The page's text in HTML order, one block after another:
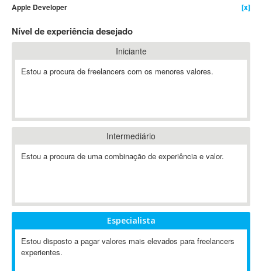
4D Dimension
802.11
A&P
A2Billing
ABAP
ABBYY FineReader
Ableton Live
Abstract
Abstract Window Toolkit (AWT)
Apple Developer [x]
Nível de experiência desejado
Iniciante
Estou a procura de freelancers com os menores valores.
Intermediário
Estou a procura de uma combinação de experiência e valor.
Especialista
Estou disposto a pagar valores mais elevados para freelancers
experientes.